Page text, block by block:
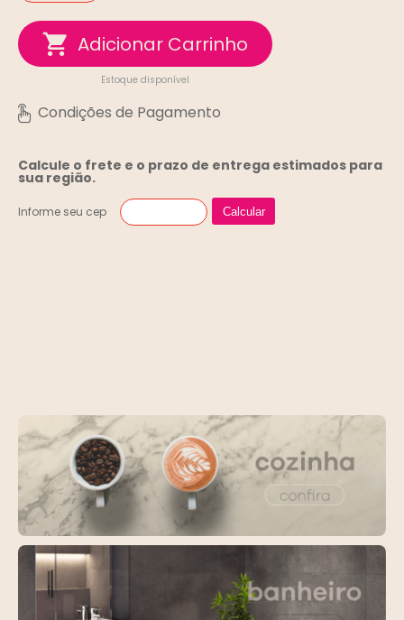
Estoque disponível
Calcule o frete e o prazo de entrega estimados para
sua região.
Informe seu cep Calcular